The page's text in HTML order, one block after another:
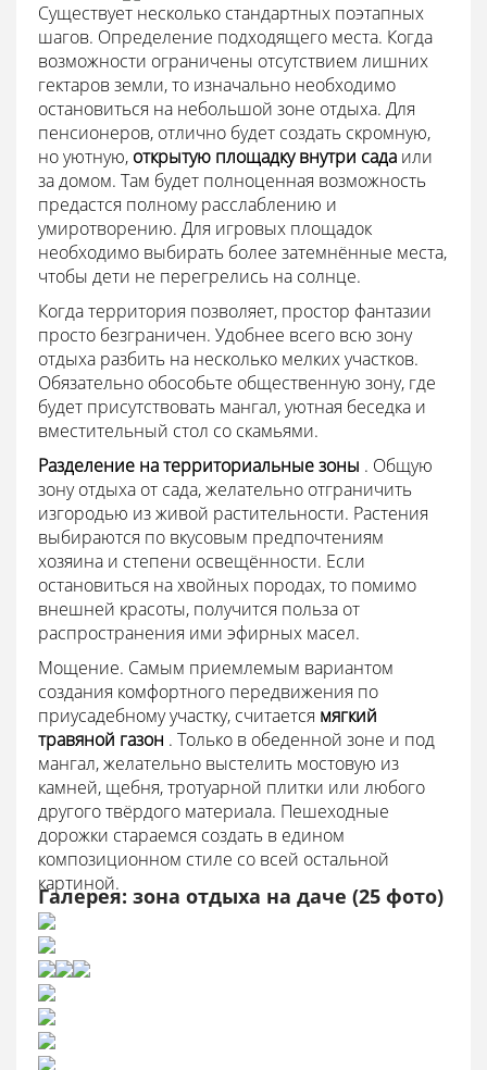
Существует несколько стандартных поэтапных
шагов. Определение подходящего места. Когда
возможности ограничены отсутствием лишних
гектаров земли, то изначально необходимо
остановиться на небольшой зоне отдыха. Для
пенсионеров, отлично будет создать скромную,
но уютную, открытую площадку внутри сада или
за домом. Там будет полноценная возможность
предастся полному расслаблению и
умиротворению. Для игровых площадок
необходимо выбирать более затемнённые места,
чтобы дети не перегрелись на солнце.
Когда территория позволяет, простор фантазии
просто безграничен. Удобнее всего всю зону
отдыха разбить на несколько мелких участков.
Обязательно обособьте общественную зону, где
будет присутствовать мангал, уютная беседка и
вместительный стол со скамьями.
Разделение на территориальные зоны . Общую
зону отдыха от сада, желательно отграничить
изгородью из живой растительности. Растения
выбираются по вкусовым предпочтениям
хозяина и степени освещённости. Если
остановиться на хвойных породах, то помимо
внешней красоты, получится польза от
распространения ими эфирных масел.
Мощение. Самым приемлемым вариантом
создания комфортного передвижения по
приусадебному участку, считается мягкий
травяной газон . Только в обеденной зоне и под
мангал, желательно выстелить мостовую из
камней, щебня, тротуарной плитки или любого
другого твёрдого материала. Пешеходные
дорожки стараемся создать в едином
композиционном стиле со всей остальной
картиной.
Галерея: зона отдыха на даче (25 фото)